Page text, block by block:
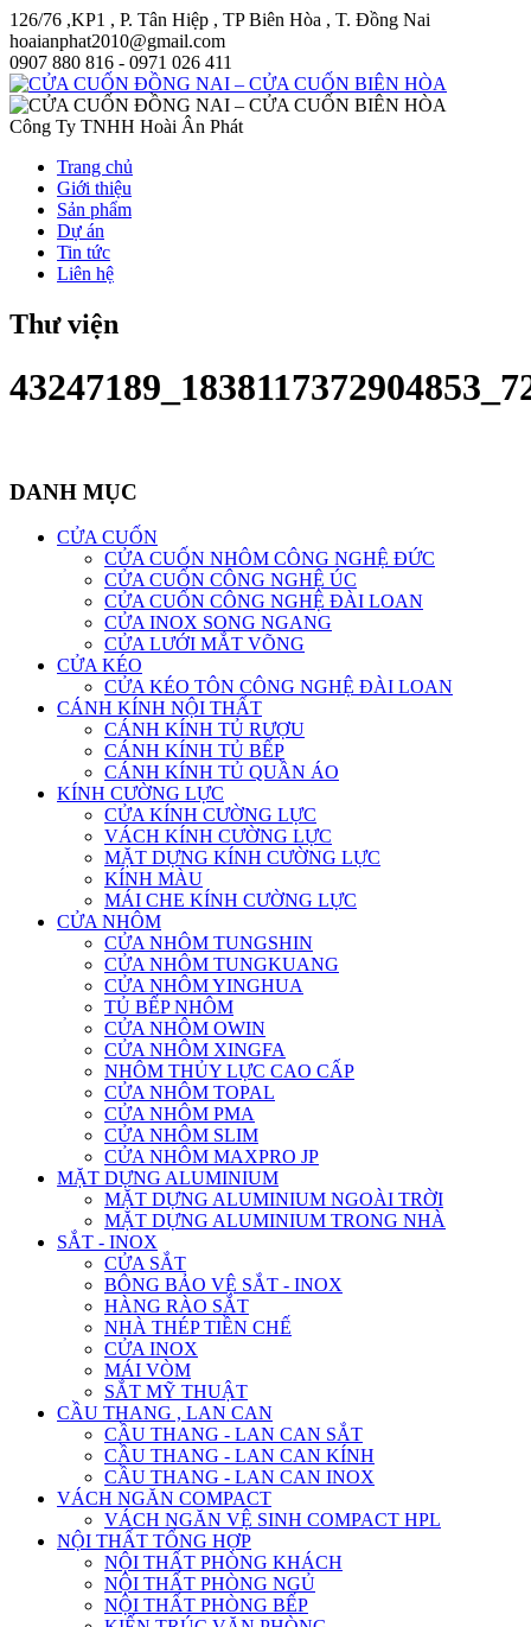
126/76 ,KP1 , P. Tân Hiệp , TP Biên Hòa , T. Đồng Nai
hoaianphat2010@gmail.com
0907 880 816 - 0971 026 411
Công Ty TNHH Hoài Ân Phát
Trang chủ
Giới thiệu
Sản phẩm
Dự án
Tin tức
Liên hệ
Thư viện
DANH MỤC
CỬA CUỐN
CỬA CUỐN NHÔM CÔNG NGHỆ ĐỨC
CỬA CUỐN CÔNG NGHỆ ÚC
CỬA CUỐN CÔNG NGHỆ ĐÀI LOAN
CỬA INOX SONG NGANG
CỬA LƯỚI MẮT VÕNG
CỬA KÉO
CỬA KÉO TÔN CÔNG NGHỆ ĐÀI LOAN
CÁNH KÍNH NỘI THẤT
CÁNH KÍNH TỦ RƯỢU
CÁNH KÍNH TỦ BẾP
CÁNH KÍNH TỦ QUẦN ÁO
KÍNH CƯỜNG LỰC
CỬA KÍNH CƯỜNG LỰC
VÁCH KÍNH CƯỜNG LỰC
MẶT DỰNG KÍNH CƯỜNG LỰC
KÍNH MÀU
MÁI CHE KÍNH CƯỜNG LỰC
CỬA NHÔM
CỬA NHÔM TUNGSHIN
CỬA NHÔM TUNGKUANG
CỬA NHÔM YINGHUA
TỦ BẾP NHÔM
CỬA NHÔM OWIN
CỬA NHÔM XINGFA
NHÔM THỦY LỰC CAO CẤP
CỬA NHÔM TOPAL
CỬA NHÔM PMA
CỬA NHÔM SLIM
CỬA NHÔM MAXPRO JP
MẶT DỰNG ALUMINIUM
MẶT DỰNG ALUMINIUM NGOÀI TRỜI
MẶT DỰNG ALUMINIUM TRONG NHÀ
SẮT - INOX
CỬA SẮT
BÔNG BẢO VỆ SẮT - INOX
HÀNG RÀO SẮT
NHÀ THÉP TIỀN CHẾ
CỬA INOX
MÁI VÒM
SẮT MỸ THUẬT
CẦU THANG , LAN CAN
CẦU THANG - LAN CAN SẮT
CẦU THANG - LAN CAN KÍNH
CẦU THANG - LAN CAN INOX
VÁCH NGĂN COMPACT
VÁCH NGĂN VỆ SINH COMPACT HPL
NỘI THẤT TỔNG HỢP
NỘI THẤT PHÒNG KHÁCH
NỘI THẤT PHÒNG NGỦ
NỘI THẤT PHÒNG BẾP